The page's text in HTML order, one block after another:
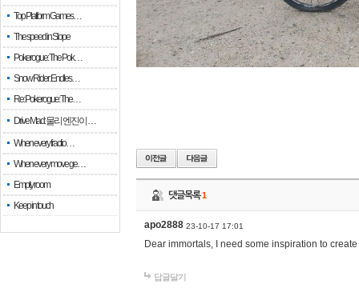
Top Platform Games…
The speed in Slope
Pokerogue: The Pok…
Snow Rider: Endles…
Re: Pokerogue: The…
Drive Mad: 물리 엔진이 …
When every fractio…
When every move ge…
Empty room
Keep in touch
댓글목록1
apo2888 23-10-17 17:01
Dear immortals, I need some inspiration to create
답글달기